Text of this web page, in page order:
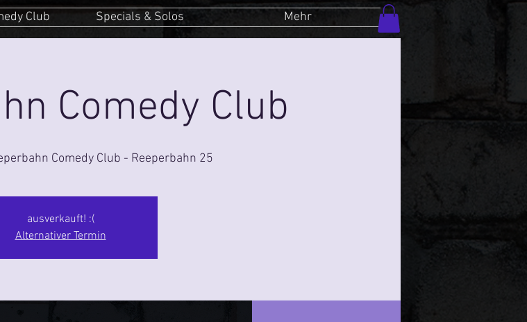
Club Specials & Solos Mehr
Comedy Club
Comedy Club - Reeperbahn 25
ausverkauft! :(
Alternativer Termin